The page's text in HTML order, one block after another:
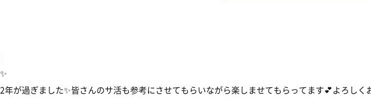
年が過ぎました✨皆さんのサ活も参考にさせてもらいながら楽しませてもらってます💕よろしく